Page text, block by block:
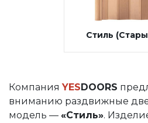
Стиль
Компания YESDOORS
вниманию раздвижные
модель — «Стиль».